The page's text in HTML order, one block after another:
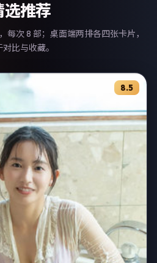
选推荐
每次 8 部；桌面端两排各四张卡片，
比与收藏。
8.5